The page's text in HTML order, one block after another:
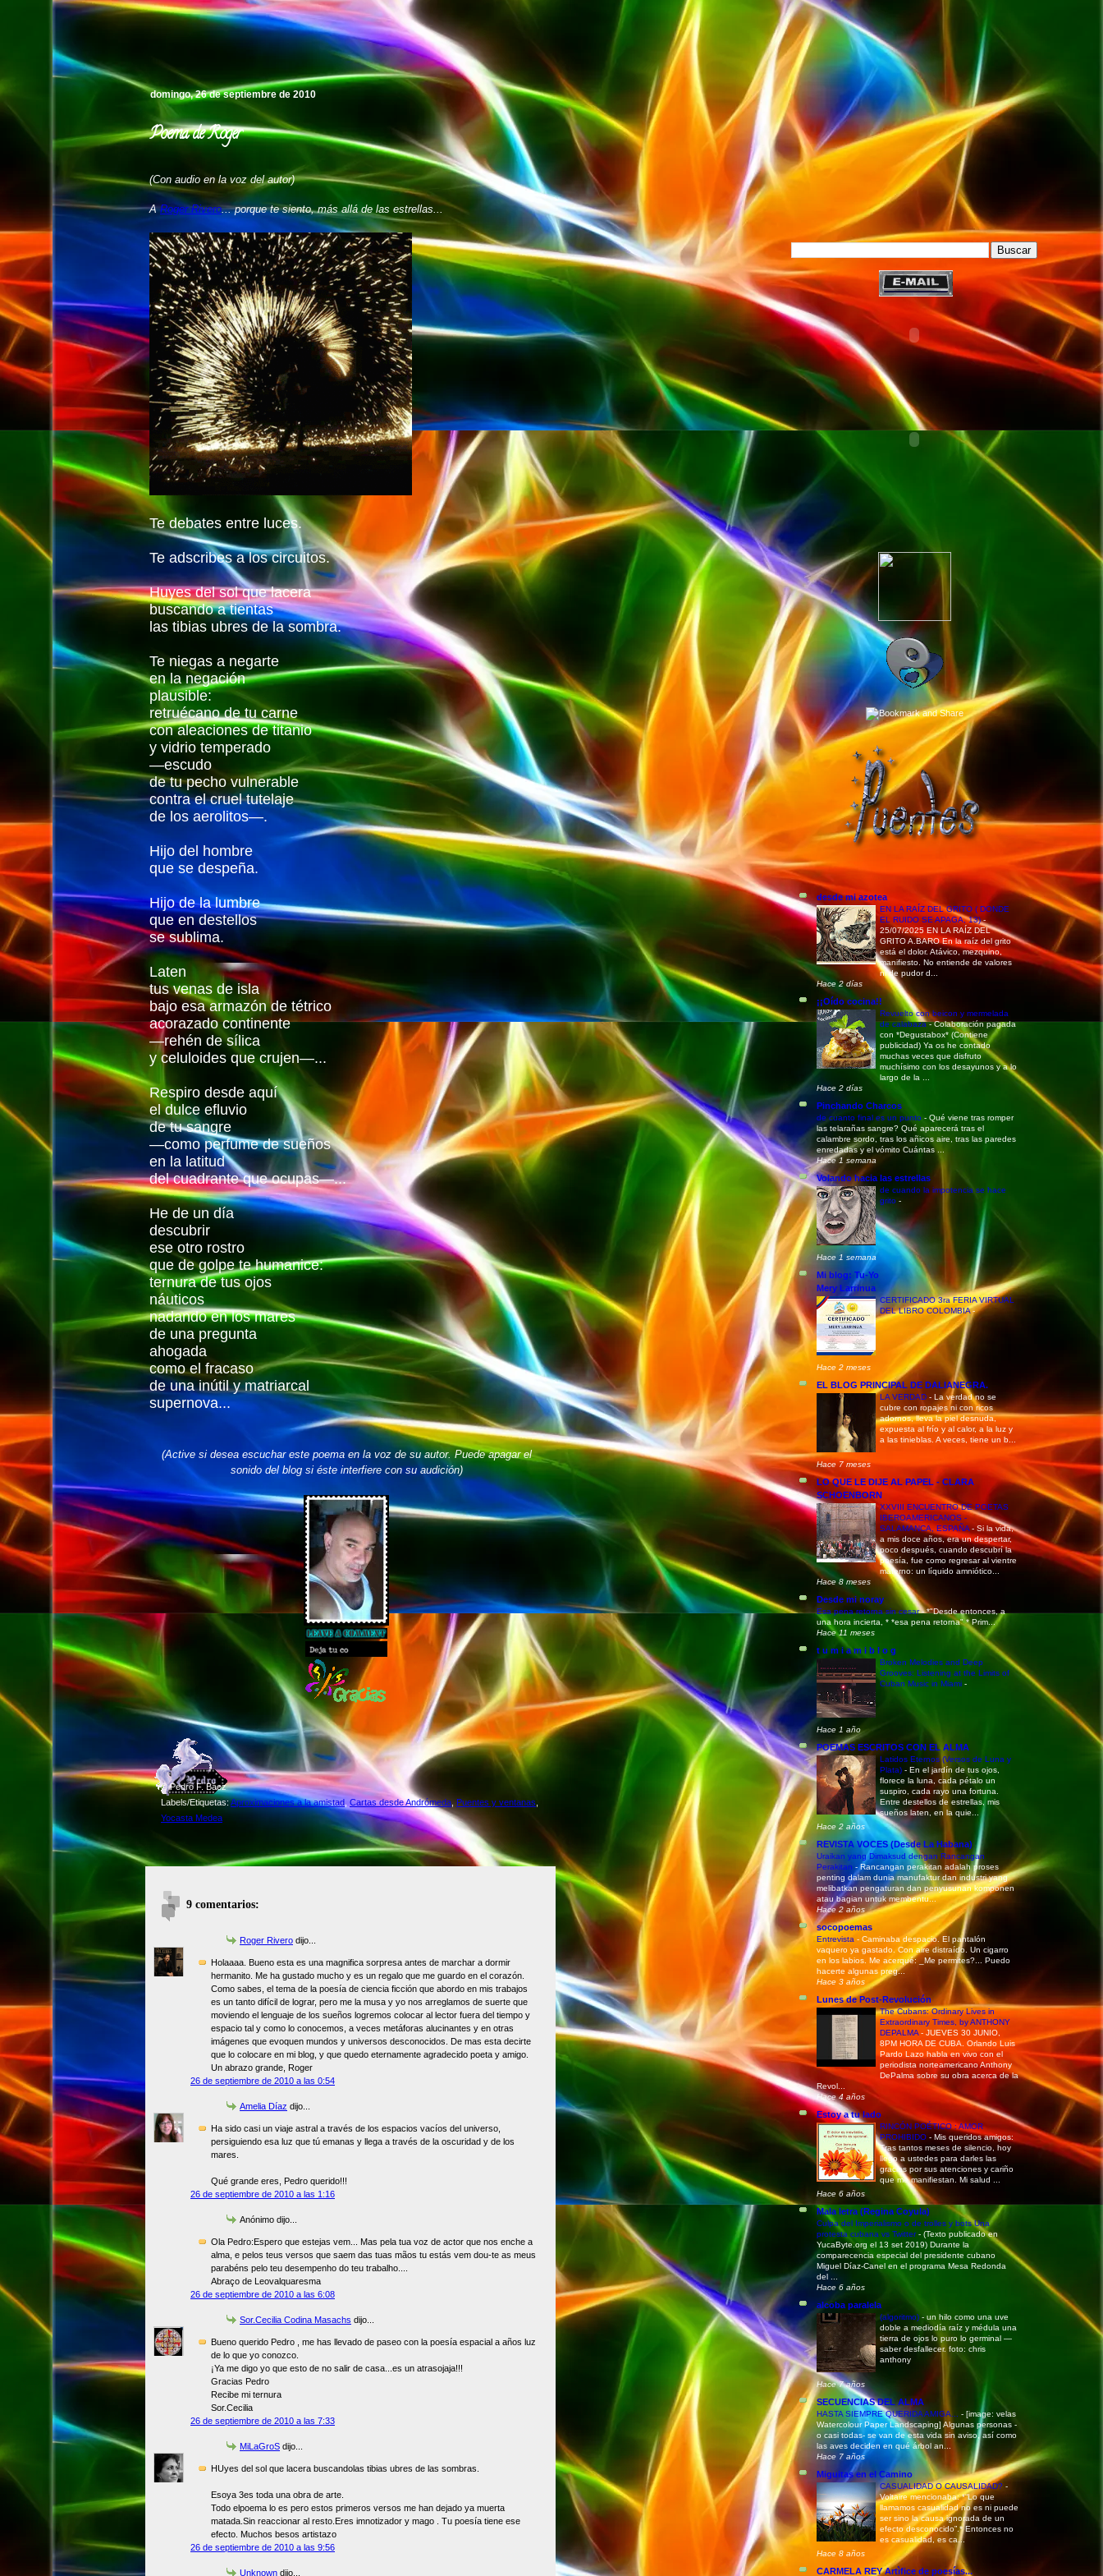
domingo, 26 de septiembre de 2010
Poema de Roger
(Con audio en la voz del autor)
ARoger Rivero... porque te siento, más allá de las estrellas...
Te debates entre luces.
Te adscribes a los circuitos.
Huyes del sol que lacera
buscando a tientas
las tibias ubres de la sombra.
Te niegas a negarte
en la negación
plausible:
retruécano de tu carne
con aleaciones de titanio
y vidrio temperado
—escudo
de tu pecho vulnerable
contra el cruel tutelaje
de los aerolitos—.
Hijo del hombre
que se despeña.
Hijo de la lumbre
que en destellos
se sublima.
Laten
tus venas de isla
bajo esa armazón de tétrico
acorazado continente
—rehén de sílica
y celuloides que crujen—...
Respiro desde aquí
el dulce efluvio
de tu sangre
—como perfume de sueños
en la latitud
del cuadrante que ocupas—...
He de un día
descubrir
ese otro rostro
que de golpe te humanice:
ternura de tus ojos
náuticos
nadando en los mares
de una pregunta
ahogada
como el fracaso
de una inútil y matriarcal
supernova...
(Active si desea escuchar este poema en la voz de su autor. Puede apagar el
sonido del blog si éste interfiere con su audición)
©Pedro F. Báez
Labels/Etiquetas:Aproximaciones a la amistad Cartas desde Andrómeda Puentes y ventanas
Yocasta Medea
9 comentarios:
Roger Rivero dijo...
Holaaaa. Bueno esta es una magnifica sorpresa antes de marchar a dormir
hermanito. Me ha gustado mucho y es un regalo que me guardo en el corazón.
Como sabes, el tema de la poesía de ciencia ficción que abordo en mis trabajos
es un tanto difícil de lograr, pero me la musa y yo nos arreglamos de suerte que
moviendo el lenguaje de los sueños logremos colocar al lector fuera del tiempo y
espacio tal y como lo conocemos, a veces metáforas alucinantes y en otras
imágenes que evoquen mundos y universos desconocidos. De mas esta decirte
que lo colocare en mi blog, y que quedo eternamente agradecido poeta y amigo.
Un abrazo grande, Roger
26 de septiembre de 2010 a las 0:54
Amelia Díaz dijo...
Ha sido casi un viaje astral a través de los espacios vacíos del universo,
persiguiendo esa luz que tú emanas y llega a través de la oscuridad y de los
mares.
Qué grande eres, Pedro querido!!!
26 de septiembre de 2010 a las 1:16
Anónimo dijo...
Ola Pedro:Espero que estejas vem... Mas pela tua voz de actor que nos enche a
alma, e pelos teus versos que saem das tuas mãos tu estás vem dou-te as meus
parabéns pelo teu desempenho do teu trabalho....
Abraço de Leovalquaresma
26 de septiembre de 2010 a las 6:08
Sor.Cecilia Codina Masachs dijo...
Bueno querido Pedro , me has llevado de paseo con la poesía espacial a años luz
de lo que yo conozco.
¡Ya me digo yo que esto de no salir de casa...es un atrasojaja!!!
Gracias Pedro
Recibe mi ternura
Sor.Cecilia
26 de septiembre de 2010 a las 7:33
MiLaGroS dijo...
HUyes del sol que lacera buscandolas tibias ubres de las sombras.
Esoya 3es toda una obra de arte.
Todo elpoema lo es pero estos primeros versos me han dejado ya muerta
matada.Sin reaccionar al resto.Eres imnotizador y mago . Tu poesía tiene ese
efecto. Muchos besos artistazo
26 de septiembre de 2010 a las 9:56
Unknown dijo...
desde mi azotea
EN LA RAÍZ DEL GRITO ( DONDE
EL RUIDO SE APAGA, 13)-
25/07/2025 EN LA RAÍZ DEL
GRITO A.BARO En la raíz del grito
está el dolor. Atávico, mezquino,
manifiesto. No entiende de valores
ni de pudor d...
Hace 2 días
¡¡Oído cocina!!
Revuelto con beicon y mermelada
de calabaza-Colaboración pagada
con *Degustabox* (Contiene
publicidad) Ya os he contado
muchas veces que disfruto
muchísimo con los desayunos y a lo
largo de la ...
Hace 2 días
Pinchando Charcos
de cuanto final es un punto - Qué viene tras romper
las telarañas sangre? Qué aparecerá tras el
calambre sordo, tras los añicos aire, tras las paredes
enredadas y el vómito Cuántas ...
Hace 1 semana
Volando hacia las estrellas
de cuando la impotencia se hace
grito -
Hace 1 semana
Mi blog: Tu-Yo
Mery Larrinua
CERTIFICADO 3ra FERIA VIRTUAL
DEL LIBRO COLOMBIA-
Hace 2 meses
EL BLOG PRINCIPAL DE DALIANEGRA.
LA VERDAD - La verdad no se
cubre con ropajes ni con ricos
adornos, lleva la piel desnuda,
expuesta al frío y al calor, a la luz y
a las tinieblas. A veces, tiene un b...
Hace 7 meses
LO QUE LE DIJE AL PAPEL - CLARA
SCHOENBORN
XXVIII ENCUENTRO DE POETAS
IBEROAMERICANOS -
SALAMANCA, ESPAÑA-Si la vida,
a mis doce años, era un despertar,
poco después, cuando descubrí la
poesía, fue como regresar al vientre
materno: un líquido amniótico...
Hace 8 meses
Desde mi noray
Esa pena retorna sin cesar-*"Desde entonces, a
una hora incierta, * *esa pena retorna" * Prim...
Hace 11 meses
t u m i a m i b l o g
Broken Melodies and Deep
Grooves: Listening at the Limits of
Cuban Music in Miami -
Hace 1 año
POEMAS ESCRITOS CON EL ALMA
Latidos Eternos (Versos de Luna y
Plata) - En el jardín de tus ojos,
florece la luna, cada pétalo un
suspiro, cada rayo una fortuna.
Entre destellos de estrellas, mis
sueños laten, en la quie...
Hace 2 años
REVISTA VOCES (Desde La Habana)
Uraikan yang Dimaksud dengan Rancangan
Perakitan -Rancangan perakitan adalah proses
penting dalam dunia manufaktur dan industri yang
melibatkan pengaturan dan penyusunan komponen
atau bagian untuk membentu...
Hace 2 años
socopoemas
Entrevista - Caminaba despacio. El pantalón
vaquero ya gastado. Con aire distraído. Un cigarro
en los labios. Me acerqué: _Me permites?... Puedo
hacerte algunas preg...
Hace 3 años
Lunes de Post-Revolución
The Cubans: Ordinary Lives in
Extraordinary Times, by ANTHONY
DEPALMA - JUEVES 30 JUNIO,
8PM HORA DE CUBA. Orlando Luis
Pardo Lazo habla en vivo con el
periodista norteamericano Anthony
DePalma sobre su obra acerca de la
Revol...
Hace 4 años
Estoy a tu lado
RINCÓN POÉTICO : AMOR
PROHIBIDO - Mis queridos amigos:
Tras tantos meses de silencio, hoy
llego a ustedes para darles las
gracias por sus atenciones y cariño
que me manifiestan. Mi salud ...
Hace 6 años
Mala letra (Regina Coyula)
Culpa del Imperialismo o de trolles y bots Una
protesta cubana vs Twitter- (Texto publicado en
YucaByte.org el 13 set 2019) Durante la
comparecencia especial del presidente cubano
Miguel Díaz-Canel en el programa Mesa Redonda
del ...
Hace 6 años
alcoba paralela
(algoritmo) - un hilo como una uve
doble a mediodía raíz y médula una
tierra de ojos lo puro lo germinal —
saber desfallecer. foto: chris
anthony
Hace 7 años
SECUENCIAS DEL ALMA
HASTA SIEMPRE QUERIDA AMIGA... - [image: velas
Watercolour Paper Landscaping] Algunas personas -
o casi todas- se van de esta vida sin aviso, así como
las aves deciden en qué árbol an...
Hace 7 años
Miguitas en el Camino
CASUALIDAD O CAUSALIDAD? -
Voltaire mencionaba: *“Lo que
llamamos casualidad no es ni puede
ser sino la causa ignorada de un
efecto desconocido”.* Entonces no
es casualidad, es ca...
Hace 8 años
CARMELA REY Artìfice de poesías...